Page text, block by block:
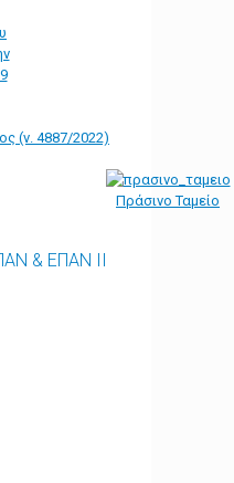
(ν. 4887/2022)
Πράσινο Ταμείο
& ΕΠΑΝ ΙΙ